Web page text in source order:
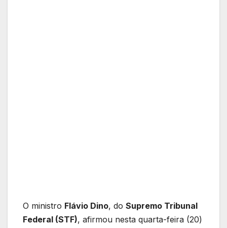
O ministro Flávio Dino, do Supremo Tribunal
Federal (STF), afirmou nesta quarta-feira (20)